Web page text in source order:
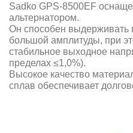
Sadko GPS-8500EF
альтернатором.
Он способен выдерживать
большой амплитуды, при
стабильное выходное
пределах ≤1,0%).
Высокое качество
сплав обеспечивает